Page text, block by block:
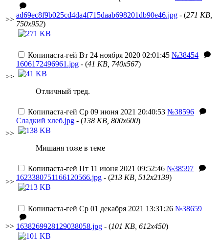
>>
ad69ec8f9b025cd4da4f715daab698201db90e46.jpg - (271 KB,
750x952)
>>
Копипаста-гей Вт 24 ноября 2020 02:01:45 №38454
1606172496961.jpg - (41 KB, 740x567)
Отличный тред.
>>
Копипаста-гей Ср 09 июня 2021 20:40:53 №38596
Сладкий хлеб.jpg - (138 KB, 800x600)
Мишаня тоже в теме
>>
Копипаста-гей Пт 11 июня 2021 09:52:46 №38597
1623380751166120566.jpg - (213 KB, 512x2139)
>>
Копипаста-гей Ср 01 декабря 2021 13:31:26 №38659
1638269928129038058.jpg - (101 KB, 612x450)